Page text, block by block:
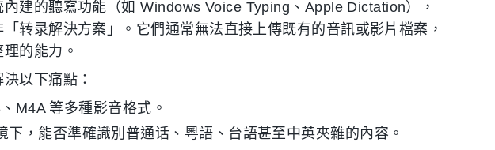
建的聽寫功能（如 Windows Voice Typing、Apple Dictation），
转录解決方案」。它們通常無法直接上傳既有的音訊或影片檔案，
的能力。
以下痛點：
M4A 等多種影音格式。
下，能否準確識別普通话、粵語、台語甚至中英夾雜的內容。